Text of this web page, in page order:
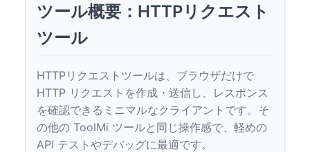
ツール概要：HTTPリクエスト
ツール
HTTPリクエストツールは、ブラウザだけで
HTTP リクエストを作成・送信し、レスポンス
を確認できるミニマルなクライアントです。そ
の他の ToolMi ツールと同じ操作感で、軽めの
API テストやデバッグに最適です。